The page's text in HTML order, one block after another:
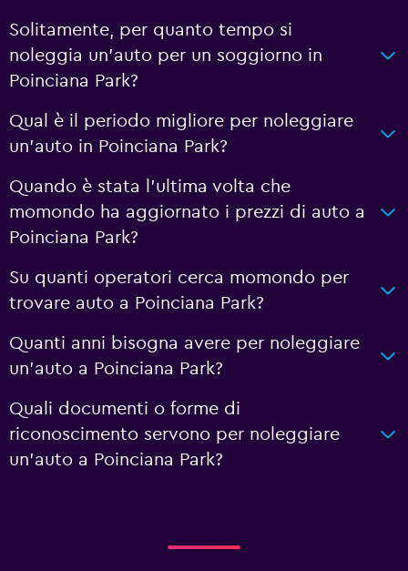
Solitamente, per quanto tempo si
noleggia un'auto per un soggiorno in
Poinciana Park?
Qual è il periodo migliore per noleggiare
un'auto in Poinciana Park?
Quando è stata l'ultima volta che
momondo ha aggiornato i prezzi di auto a
Poinciana Park?
Su quanti operatori cerca momondo per
trovare auto a Poinciana Park?
Quanti anni bisogna avere per noleggiare
un'auto a Poinciana Park?
Quali documenti o forme di
riconoscimento servono per noleggiare
un'auto a Poinciana Park?